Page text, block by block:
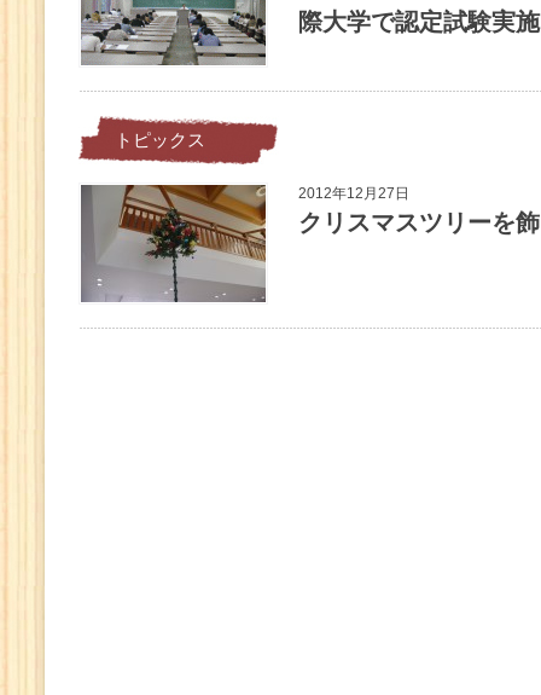
際大学で認定試験実施
トピックス
2012年12月27日
クリスマスツリーを